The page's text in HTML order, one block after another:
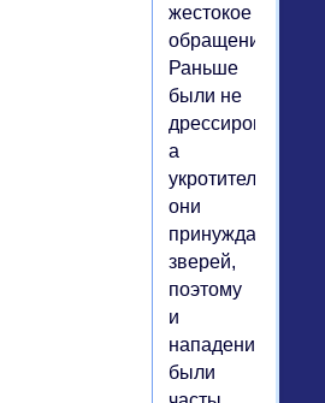
жестокое
обращение.
Раньше
были не
дрессировщики,
а
укротители,
они
принуждали
зверей,
поэтому
и
нападения
были